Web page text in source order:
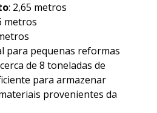
: 2,65 metros
metros
para pequenas reformas
de 8 toneladas de
para armazenar
provenientes da